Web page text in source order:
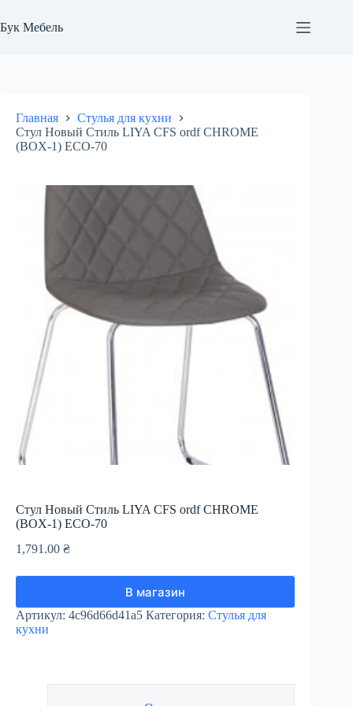
к
сути
Бук Мебель
Главная
Стулья для кухни
Стул Новый Стиль LIYA CFS ordf CHROME
(BOX-1) ECO-70
Стул Новый Стиль LIYA CFS ordf CHROME
(BOX-1) ECO-70
1,791.00 ₴
В магазин
Артикул: 4c96d66d41a5 Категория: Стулья для
кухни